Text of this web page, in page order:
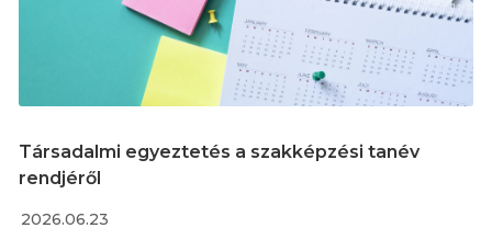
Társadalmi egyeztetés a szakképzési tanév
rendjéről
2026.06.23